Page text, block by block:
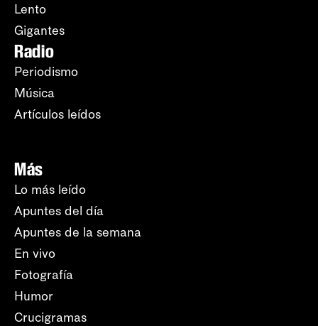
Lento
Gigantes
Radio
Periodismo
Música
Artículos leídos
Más
Lo más leído
Apuntes del día
Apuntes de la semana
En vivo
Fotografía
Humor
Crucigramas